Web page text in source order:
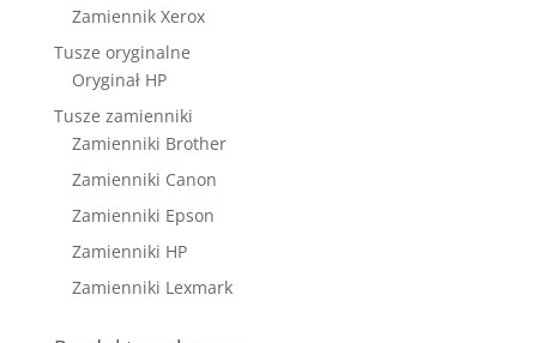
Zamiennik Xerox
Tusze oryginalne
Oryginał HP
Tusze zamienniki
Zamienniki Brother
Zamienniki Canon
Zamienniki Epson
Zamienniki HP
Zamienniki Lexmark